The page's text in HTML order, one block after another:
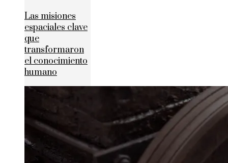
Las misiones
espaciales clave
que
transformaron
el conocimiento
humano